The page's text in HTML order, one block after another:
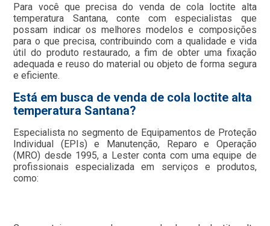
Para você que precisa do venda de cola loctite alta
temperatura Santana, conte com especialistas que
possam indicar os melhores modelos e composições
para o que precisa, contribuindo com a qualidade e vida
útil do produto restaurado, a fim de obter uma fixação
adequada e reuso do material ou objeto de forma segura
e eficiente.
Está em busca de venda de cola loctite alta
temperatura Santana?
Especialista no segmento de Equipamentos de Proteção
Individual (EPIs) e Manutenção, Reparo e Operação
(MRO) desde 1995, a Lester conta com uma equipe de
profissionais especializada em serviços e produtos,
como: